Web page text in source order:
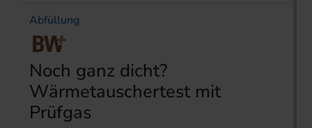
Abfüllung
Noch ganz dicht?
Wärmetauschertest mit
Prüfgas